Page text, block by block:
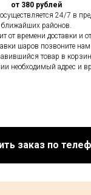
от 380 рублей
24/7 в
ближайших районов.
от времени доставки и
шаров позвоните нам
товар в
необходимый адрес и
заказ по